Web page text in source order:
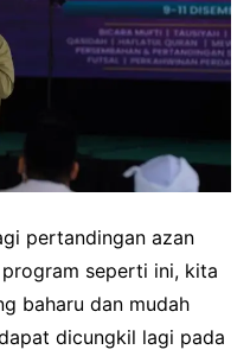
pertandingan azan
seperti ini, kita
baharu dan mudah
dicungkil lagi pada